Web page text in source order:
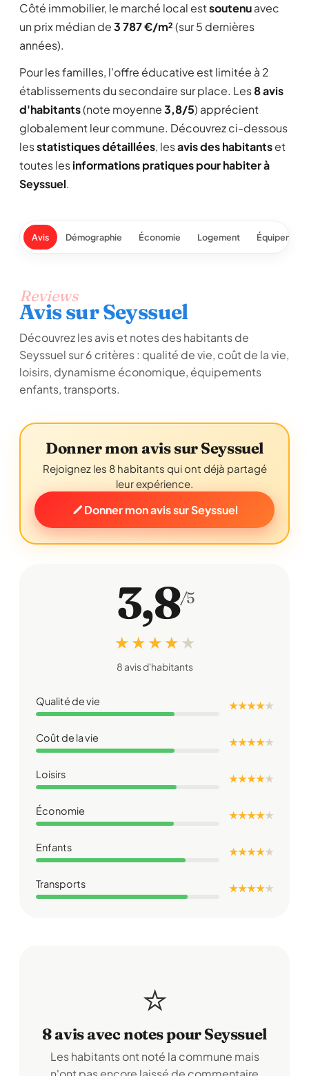
Côté immobilier, le marché local estsoutenuavec
un prix médian de3 787 €/m²(sur 5 dernières
années).
Pour les familles, l'offre éducative est limitée à 2
établissements du secondaire sur place. Les8 avis
d'habitants(note moyenne3,8/5) apprécient
globalement leur commune. Découvrez ci-dessous
lesstatistiques détaillées, lesavis des habitantset
toutes lesinformations pratiques pour habiter à
Seyssuel.
Avis Démographie Économie Logement
Reviews
Avis sur Seyssuel
Découvrez les avis et notes des habitants de
Seyssuel sur 6 critères : qualité de vie, coût de la vie,
loisirs, dynamisme économique, équipements
enfants, transports.
Donner mon avis sur Seyssuel
Rejoignez les 8 habitants qui ont déjà partagé
leur expérience.
Donner mon avis sur Seyssuel
3,8/5
★ ★ ★ ★ ★
8 avis d'habitants
Qualité de vie ★ ★ ★ ★★
Coût de la vie ★ ★ ★ ★★
Loisirs ★ ★ ★ ★★
Économie ★ ★ ★ ★★
Enfants ★ ★ ★ ★★
Transports ★ ★ ★ ★★
⭐
8 avis avec notes pour Seyssuel
Les habitants ont noté la commune mais